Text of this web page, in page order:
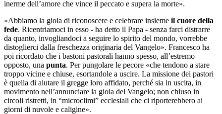
inerme dell’amore che vince il peccato e supera la morte».
«Abbiamo la gioia di riconoscere e celebrare insieme il cuore della
fede. Ricentriamoci in esso - ha detto il Papa - senza farci distrarre
da quanto, invogliandoci a seguire lo spirito del mondo, vorrebbe
distoglierci dalla freschezza originaria del Vangelo». Francesco ha
poi ricordato che i bastoni pastorali hanno spesso, all’estremo
opposto, una punta. Per pungolare le pecore «che tendono a stare
troppo vicine e chiuse, esortandole a uscire. La missione dei pastori
è quella di aiutare il gregge loro affidato, perché sia in uscita, in
movimento nell’annunciare la gioia del Vangelo; non chiuso in
circoli ristretti, in “microclimi” ecclesiali che ci riporterebbero ai
giorni di nuvole e caligine».